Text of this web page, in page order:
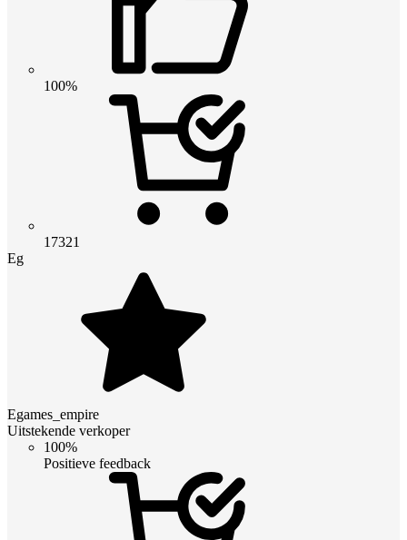
100%
17321
Eg
Egames_empire
Uitstekende verkoper
100%
Positieve feedback